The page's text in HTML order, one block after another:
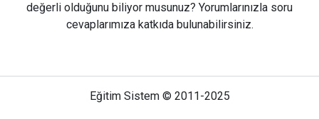
değerli olduğunu biliyor musunuz? Yorumlarınızla soru
cevaplarımıza katkıda bulunabilirsiniz.
Eğitim Sistem © 2011-2025